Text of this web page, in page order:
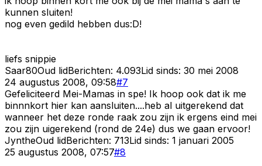
kunnen sluiten!
nog even gedild hebben dus:D!
liefs snippie
Saar80Oud lidBerichten: 4.093Lid sinds: 30 mei 2008
24 augustus 2008, 09:58#7
Gefeliciteerd Mei-Mamas in spe! Ik hoop ook dat ik me
binnnkort hier kan aansluiten....heb al uitgerekend dat
wanneer het deze ronde raak zou zijn ik ergens eind mei
zou zijn uigerekend (rond de 24e) dus we gaan ervoor!
JyntheOud lidBerichten: 713Lid sinds: 1 januari 2005
25 augustus 2008, 07:57#8